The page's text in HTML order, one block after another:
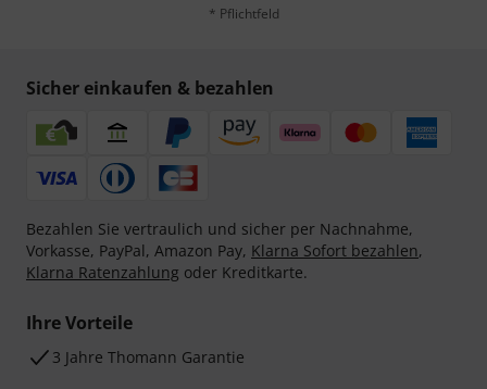
* Pflichtfeld
Sicher einkaufen & bezahlen
Bezahlen Sie vertraulich und sicher per Nachnahme,
Vorkasse, PayPal, Amazon Pay, Klarna Sofort bezahlen,
Klarna Ratenzahlung oder Kreditkarte.
Ihre Vorteile
3 Jahre Thomann Garantie